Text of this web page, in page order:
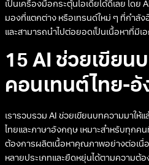
เป็นเครื่องมือกระตุ้นไอเดียได้ดีเลย โดย
มองที่แตกต่าง หรือเทรนด์ใหม่ ๆ ที่กำลัง
และสามารถนำไปต่อยอดเป็นเนื้อหาที่มีเ
15 AI ช่วยเขียน
คอนเทนต์ไทย-
เรารวบรวม AI ช่วยเขียนบทความมาให้
ไทยและภาษาอังกฤษ เหมาะสำหรับทุกค
ต้องการผลิตเนื้อหาคุณภาพอย่างต่อเนื่
หลายประเภทและยืดหยุ่นได้ตามความต้อ